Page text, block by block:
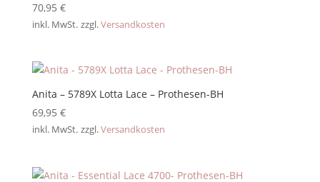
70,95 €
inkl. MwSt. zzgl.Versandkosten
Anita – 5789X Lotta Lace – Prothesen-BH
69,95 €
inkl. MwSt. zzgl.Versandkosten